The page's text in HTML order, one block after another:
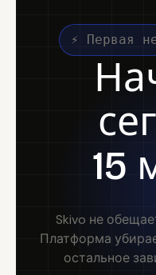
⚡ Первая
15
Skivo не
Платформа
остальное